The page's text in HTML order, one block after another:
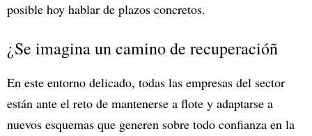
posible hoy hablar de plazos concretos.
¿Se imagina un camino de recuperacióñ
En este entorno delicado, todas las empresas del sector
están ante el reto de mantenerse a flote y adaptarse a
nuevos esquemas que generen sobre todo confianza en la